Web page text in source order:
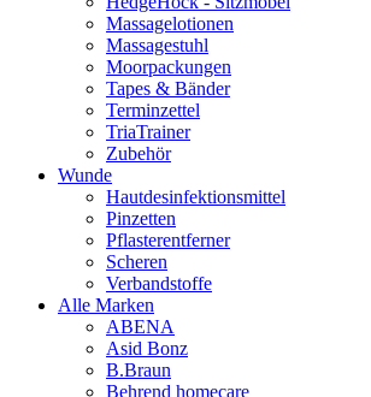
Massagelotionen
Massagestuhl
Moorpackungen
Tapes & Bänder
Terminzettel
TriaTrainer
Zubehör
Wunde
Hautdesinfektionsmittel
Pinzetten
Pflasterentferner
Scheren
Verbandstoffe
Alle Marken
ABENA
Asid Bonz
B.Braun
Behrend homecare